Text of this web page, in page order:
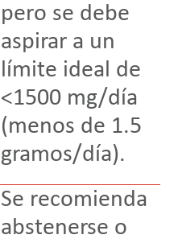
pero se debe
aspirar a un
límite ideal de
<1500 mg/día
(menos de 1.5
gramos/día).
Se recomienda
abstenerse o